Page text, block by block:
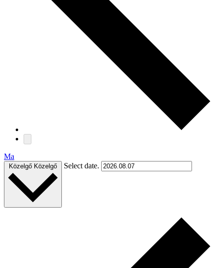
Ma
Közelgő Közelgő Select date.